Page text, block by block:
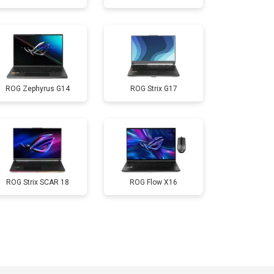
3300 ₽ Заказать
3800 ₽ Заказать
1500 ₽ Заказать
2900 ₽ Заказать
1200 ₽ Заказать
ROG Zephyrus G14 ROG Strix G17
ROG Strix SCAR 18 ROG Flow X16